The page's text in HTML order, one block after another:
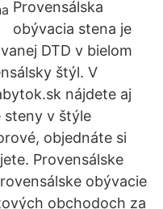
Provensálska
obývacia stena je
DTD v bielom
štýl. V
nájdete aj
steny v štýle
objednáte si
Provensálske
obývacie
obchodoch za